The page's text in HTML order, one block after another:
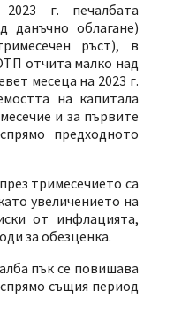
г. печалбата
данъчно облагане)
ръст), в
отчита малко над
месеца на 2023 г.
на капитала
и за първите
предходното
тримесечието са
увеличението на
от инфлацията,
за обезценка.
пък се повишава
същия период